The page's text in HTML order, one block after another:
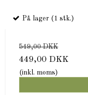
På lager (1 stk.)
549,00 DKK
449,00 DKK
(inkl. moms)